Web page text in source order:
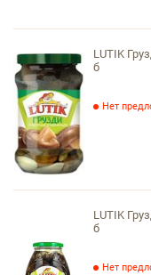
LUTIK
б
Нет
LUTIK
б
Нет